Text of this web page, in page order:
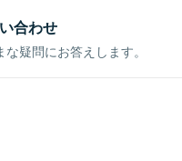
合わせ
疑問にお答えします。